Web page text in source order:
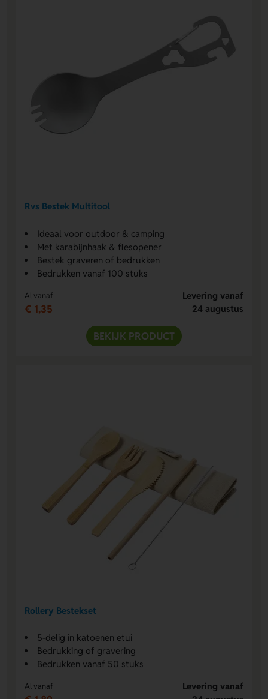
Rvs Bestek Multitool
Ideaal voor outdoor & camping
Met karabijnhaak & flesopener
Bestek graveren of bedrukken
Bedrukken vanaf 100 stuks
Al vanaf
€ 1,35
Levering vanaf
24 augustus
BEKIJK PRODUCT
Rollery Bestekset
5-delig in katoenen etui
Bedrukking of gravering
Bedrukken vanaf 50 stuks
Al vanaf
Levering vanaf